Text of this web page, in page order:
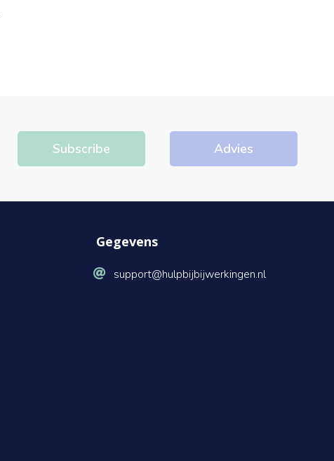
Subscribe Advies
Gegevens
support@hulpbijbijwerkingen.nl